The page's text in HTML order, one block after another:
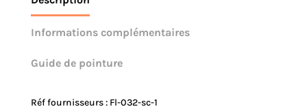
Informations complémentaires
Guide de pointure
Réf fournisseurs : Fl-032-sc-1